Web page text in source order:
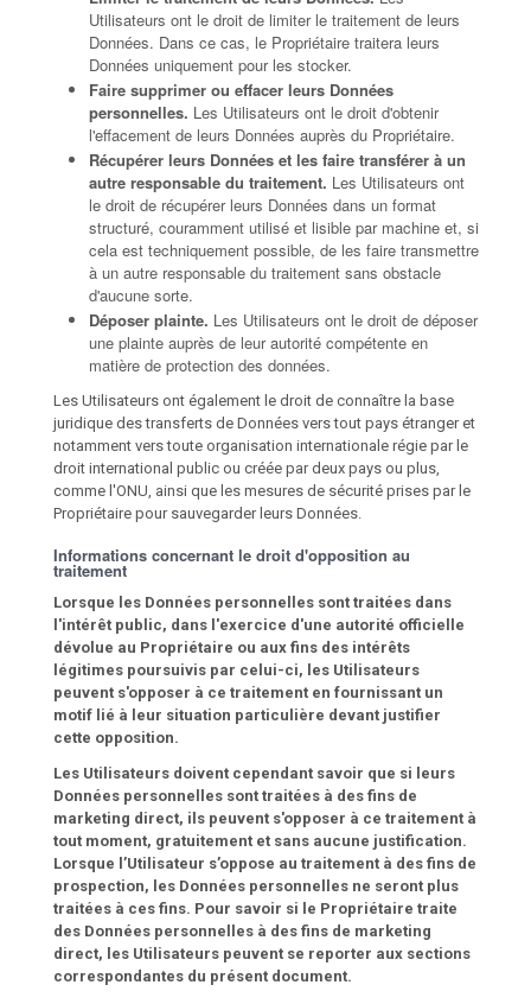
Utilisateurs ont le droit de limiter le traitement de leurs
Données. Dans ce cas, le Propriétaire traitera leurs
Données uniquement pour les stocker.
Faire supprimer ou effacer leurs Données
personnelles. Les Utilisateurs ont le droit d'obtenir
l'effacement de leurs Données auprès du Propriétaire.
Récupérer leurs Données et les faire transférer à un
autre responsable du traitement. Les Utilisateurs ont
le droit de récupérer leurs Données dans un format
structuré, couramment utilisé et lisible par machine et, si
cela est techniquement possible, de les faire transmettre
à un autre responsable du traitement sans obstacle
d'aucune sorte.
Déposer plainte. Les Utilisateurs ont le droit de déposer
une plainte auprès de leur autorité compétente en
matière de protection des données.
Les Utilisateurs ont également le droit de connaître la base
juridique des transferts de Données vers tout pays étranger et
notamment vers toute organisation internationale régie par le
droit international public ou créée par deux pays ou plus,
comme l'ONU, ainsi que les mesures de sécurité prises par le
Propriétaire pour sauvegarder leurs Données.
Informations concernant le droit d'opposition au
traitement
Lorsque les Données personnelles sont traitées dans
l'intérêt public, dans l'exercice d'une autorité officielle
dévolue au Propriétaire ou aux fins des intérêts
légitimes poursuivis par celui-ci, les Utilisateurs
peuvent s'opposer à ce traitement en fournissant un
motif lié à leur situation particulière devant justifier
cette opposition.
Les Utilisateurs doivent cependant savoir que si leurs
Données personnelles sont traitées à des fins de
marketing direct, ils peuvent s'opposer à ce traitement à
tout moment, gratuitement et sans aucune justification.
Lorsque l’Utilisateur s’oppose au traitement à des fins de
prospection, les Données personnelles ne seront plus
traitées à ces fins. Pour savoir si le Propriétaire traite
des Données personnelles à des fins de marketing
direct, les Utilisateurs peuvent se reporter aux sections
correspondantes du présent document.